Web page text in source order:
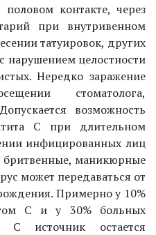
контакте, через
при внутривенном
татуировок, других
нарушением целостности
Нередко заражение
стоматолога,
возможность
С при длительном
инфицированных лиц
бритвенные, маникюрные
может передаваться от
Примерно у 10%
С и у 30% больных
С источник остается